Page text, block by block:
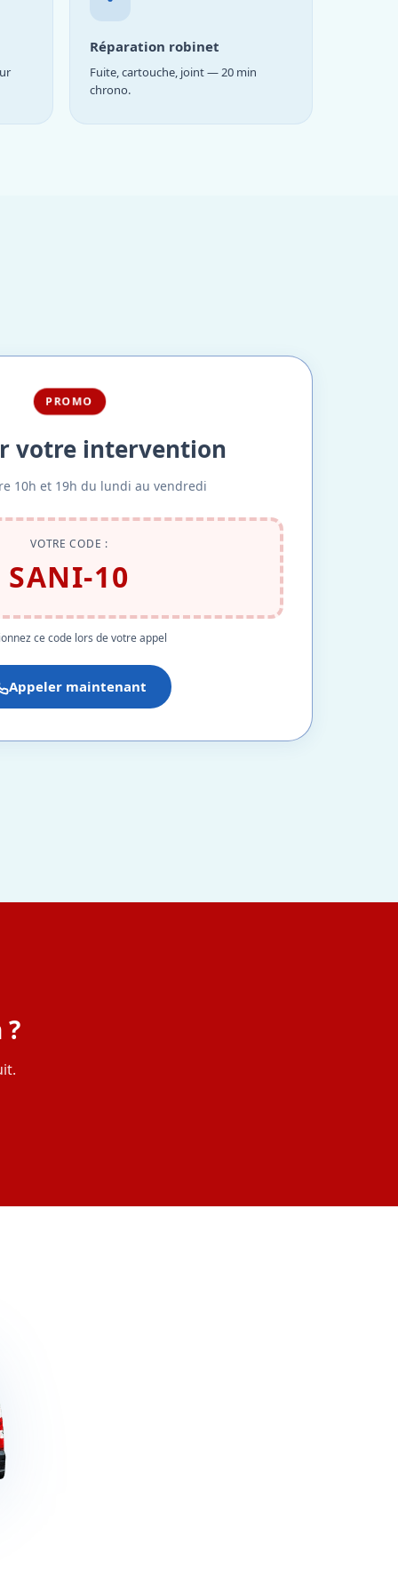
Réparation robinet
Fuite, cartouche, joint — 20 min
chrono.
PROMO
votre intervention
10h et 19h du lundi au vendredi
VOTRE CODE :
SANI-10
ce code lors de votre appel
Appeler maintenant